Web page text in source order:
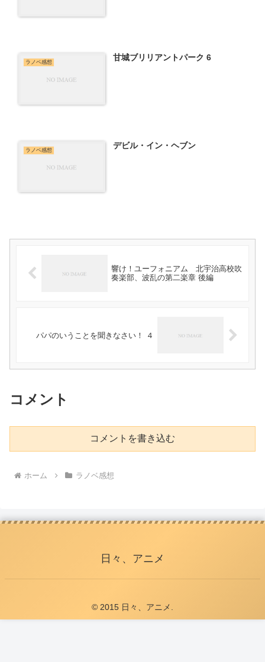
ラノベ感想 甘城ブリリアントパーク 6
ラノベ感想 デビル・イン・ヘブン
響け！ユーフォニアム 北宇治高校吹
奏楽部、波乱の第二楽章 後編
パパのいうことを聞きなさい！ ４
コメント
コメントを書き込む
ホーム ラノベ感想
日々、アニメ
© 2015 日々、アニメ.